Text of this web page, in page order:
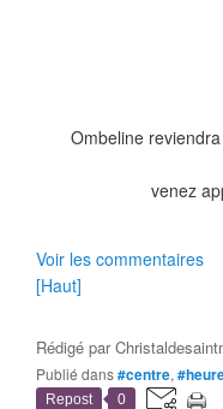
Ombeline
venez
Voir les commentaires
[Haut]
Rédigé par
Publié dans#centre,
Repost 0